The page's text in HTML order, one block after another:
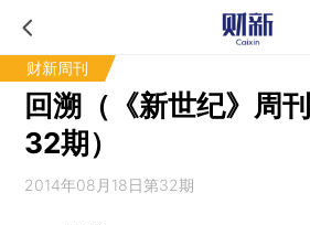
财新周刊
回溯（《新世纪》周
32期）
2014年08月18日第32期